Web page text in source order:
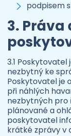
podpisem
3.
3.1
nezbytný ke
Poskytovatel je
při náhlých
nezbytných pro
plánované a
poskytovatel
krátké zprávy v